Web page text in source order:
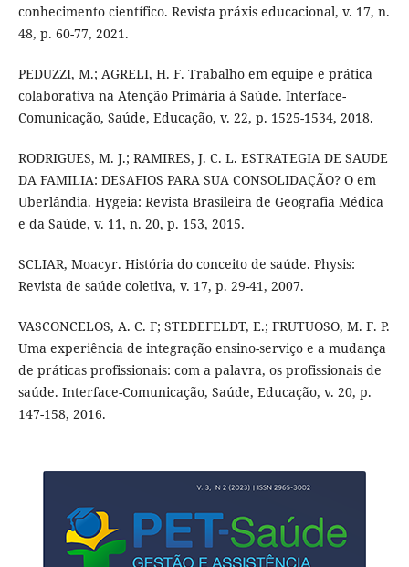
conhecimento científico. Revista práxis educacional, v. 17, n.
48, p. 60-77, 2021.
PEDUZZI, M.; AGRELI, H. F. Trabalho em equipe e prática
colaborativa na Atenção Primária à Saúde. Interface-
Comunicação, Saúde, Educação, v. 22, p. 1525-1534, 2018.
RODRIGUES, M. J.; RAMIRES, J. C. L. ESTRATEGIA DE SAUDE
DA FAMILIA: DESAFIOS PARA SUA CONSOLIDAÇÃO? O em
Uberlândia. Hygeia: Revista Brasileira de Geografia Médica
e da Saúde, v. 11, n. 20, p. 153, 2015.
SCLIAR, Moacyr. História do conceito de saúde. Physis:
Revista de saúde coletiva, v. 17, p. 29-41, 2007.
VASCONCELOS, A. C. F; STEDEFELDT, E.; FRUTUOSO, M. F. P.
Uma experiência de integração ensino-serviço e a mudança
de práticas profissionais: com a palavra, os profissionais de
saúde. Interface-Comunicação, Saúde, Educação, v. 20, p.
147-158, 2016.